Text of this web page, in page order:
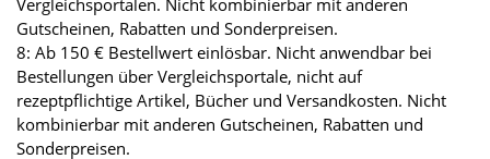
Vergleichsportalen. Nicht kombinierbar mit anderen
Gutscheinen, Rabatten und Sonderpreisen.
8: Ab 150 € Bestellwert einlösbar. Nicht anwendbar bei
Bestellungen über Vergleichsportale, nicht auf
rezeptpflichtige Artikel, Bücher und Versandkosten. Nicht
kombinierbar mit anderen Gutscheinen, Rabatten und
Sonderpreisen.